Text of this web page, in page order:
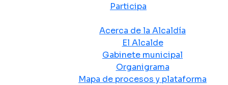
Participa
Acerca de la Alcaldía
El Alcalde
Gabinete municipal
Organigrama
Mapa de procesos y plataforma